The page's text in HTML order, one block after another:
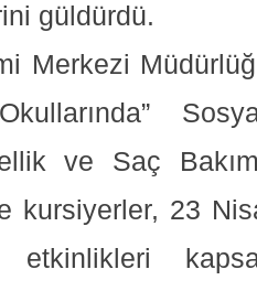
güldürdü.
Merkezi
ve Saç
kursiyerler, 23
etkinlikleri